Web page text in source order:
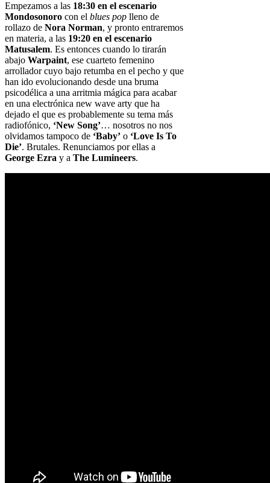
Empezamos a las 18:30 en el escenario
Mondosonoro con el blues pop lleno de
rollazo de Nora Norman, y pronto entraremos
en materia, a las 19:20 en el escenario
Matusalem. Es entonces cuando lo tirarán
abajo Warpaint, ese cuarteto femenino
arrollador cuyo bajo retumba en el pecho y que
han ido evolucionando desde una bruma
psicodélica a una arritmia mágica para acabar
en una electrónica new wave arty que ha
dejado el que es probablemente su tema más
radiofónico, ‘New Song’… nosotros no nos
olvidamos tampoco de ‘Baby’ o ‘Love Is To
Die’. Brutales. Renunciamos por ellas a
George Ezra y a The Lumineers.